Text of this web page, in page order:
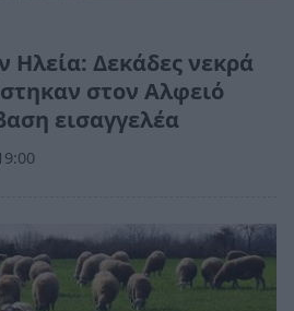
Ηλεία: Δεκάδες νεκρά
στον Αλφειό
εισαγγελέα